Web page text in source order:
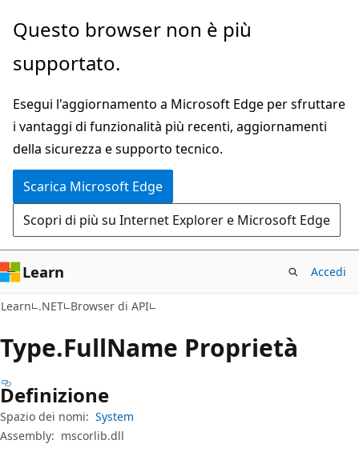
Ignora
passa
contenuto
principale
Passare
allo
spostamento
pagina
Questo browser non è più
supportato.
Esegui l'aggiornamento a Microsoft Edge per sfruttare
i vantaggi di funzionalità più recenti, aggiornamenti
della sicurezza e supporto tecnico.
Scarica Microsoft Edge
Scopri di più su Internet Explorer e Microsoft Edge
Learn Accedi
Learn .NET Browser di API
Type.FullName Proprietà
Definizione
Spazio dei nomi: System
Assembly: mscorlib.dll